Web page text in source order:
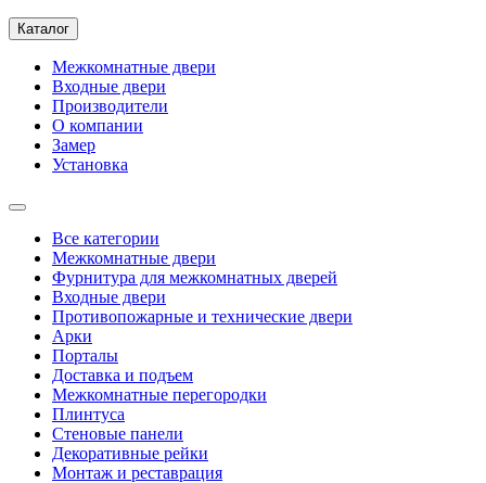
Каталог
Межкомнатные двери
Входные двери
Производители
О компании
Замер
Установка
Все категории
Межкомнатные двери
Фурнитура для межкомнатных дверей
Входные двери
Противопожарные и технические двери
Арки
Порталы
Доставка и подъем
Межкомнатные перегородки
Плинтуса
Стеновые панели
Декоративные рейки
Монтаж и реставрация